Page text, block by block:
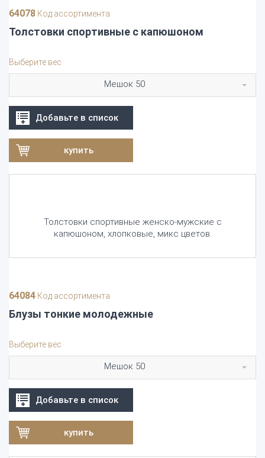
64078 Код ассортимента
Толстовки спортивные с капюшоном
Выберите вес
Мешок 50
Добавьте в список
купить
Толстовки спортивные женско-мужские с
капюшоном, хлопковые, микс цветов.
64084 Код ассортимента
Блузы тонкие молодежные
Выберите вес
Мешок 50
Добавьте в список
купить